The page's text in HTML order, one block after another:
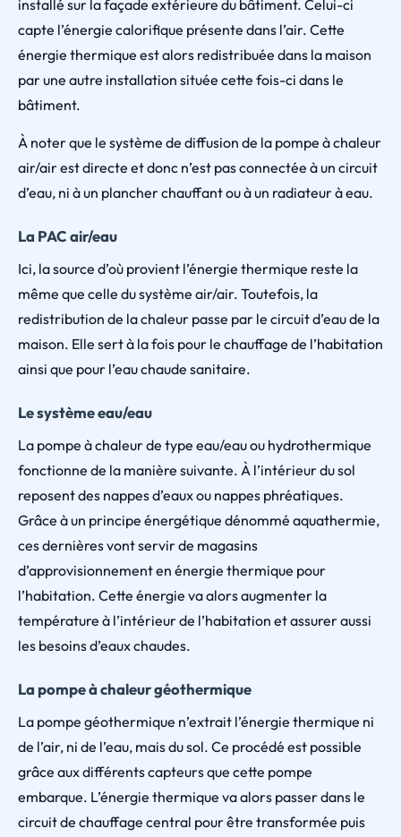
installé sur la façade extérieure du bâtiment. Celui-ci
capte l’énergie calorifique présente dans l’air. Cette
énergie thermique est alors redistribuée dans la maison
par une autre installation située cette fois-ci dans le
bâtiment.
À noter que le système de diffusion de la pompe à chaleur
air/air est directe et donc n’est pas connectée à un circuit
d’eau, ni à un plancher chauffant ou à un radiateur à eau.
La PAC air/eau
Ici, la source d’où provient l’énergie thermique reste la
même que celle du système air/air. Toutefois, la
redistribution de la chaleur passe par le circuit d’eau de la
maison. Elle sert à la fois pour le chauffage de l’habitation
ainsi que pour l’eau chaude sanitaire.
Le système eau/eau
La pompe à chaleur de type eau/eau ou hydrothermique
fonctionne de la manière suivante. À l’intérieur du sol
reposent des nappes d’eaux ou nappes phréatiques.
Grâce à un principe énergétique dénommé aquathermie,
ces dernières vont servir de magasins
d’approvisionnement en énergie thermique pour
l’habitation. Cette énergie va alors augmenter la
température à l’intérieur de l’habitation et assurer aussi
les besoins d’eaux chaudes.
La pompe à chaleur géothermique
La pompe géothermique n’extrait l’énergie thermique ni
de l’air, ni de l’eau, mais du sol. Ce procédé est possible
grâce aux différents capteurs que cette pompe
embarque. L’énergie thermique va alors passer dans le
circuit de chauffage central pour être transformée puis